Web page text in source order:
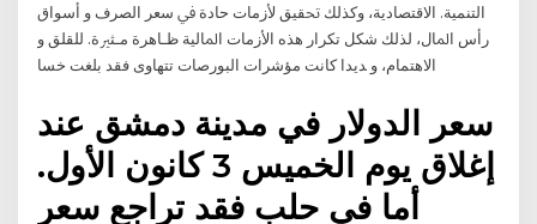
ﺍﻟﺘﻨﻤﻴﺔ. ﺍﻻﻗﺘﺼﺎﺩﻳﺔ، ﻭﻛﺬﻟﻚ ﲢﻘﻴﻖ ﻷﺯﻣﺎﺕ ﺣﺎﺩﺓ ﰲ ﺳﻌﺮ ﺍﻟﺼﺮﻑ ﻭ ﺃﺳﻮﺍﻕ
ﺭﺃﺱ ﺍﳌﺎﻝ، ﻟﺬﻟﻚ ﺷﻜﻞ ﺗﻜﺮﺍﺭ ﻫﺬﻩ ﺍﻷﺯﻣﺎﺕ ﺍﳌﺎﻟﻴﺔ ﻇـﺎﻫﺮﺓ ﻣـﺜﲑﺓ. ﻟﻠﻘﻠﻖ ﻭ
ﺍﻻﻫﺘﻤﺎﻡ، ﻭ ﺪﻳﺪﺍ ﻛﺎﻧﺖ ﻣﺆﺷﺮﺍﺕ ﺍﻟﺒﻮﺭﺻﺎﺕ ﺗﺘﻬﺎﻭﻯ ﻓﻘﺪ ﺑﻠﻐﺖ ﺧﺴﺎ
سعر الدولار في مدينة دمشق عند
إغلاق يوم الخميس 3 كانون الأول.
أما في حلب فقد تراجع سعر